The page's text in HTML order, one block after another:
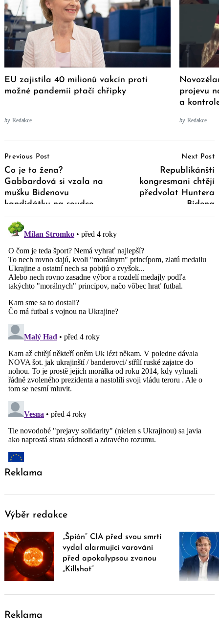
EU zajistila 40 milionů vakcín proti
možné pandemii ptačí chřipky
by Redakce
projevu
a
by Redakce
Navigation
Previous Post
Co je to žena?
Gabbardová si vzala na
mušku Bidenovu
kandidátku na soudce
Nejvyššího soudu
Next Post
Republikánští
kongresmani chtějí
předvolat Huntera
Bidena
Reklama
Výběr redakce
„Špión“ CIA před svou smrtí
vydal alarmující varování
před apokalypsou zvanou
„Killshot“
Reklama